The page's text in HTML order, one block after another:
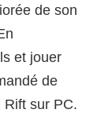
de son
et jouer
de
Rift sur PC.